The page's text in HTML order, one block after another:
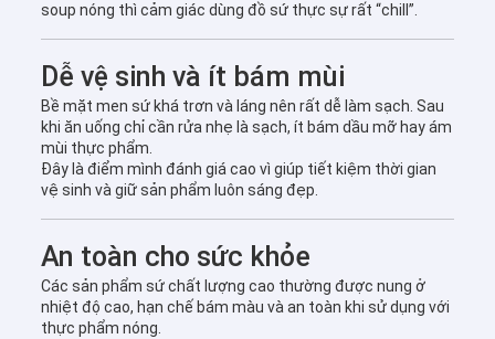
soup nóng thì cảm giác dùng đồ sứ thực sự rất “chill”.
Dễ vệ sinh và ít bám mùi
Bề mặt men sứ khá trơn và láng nên rất dễ làm sạch. Sau
khi ăn uống chỉ cần rửa nhẹ là sạch, ít bám dầu mỡ hay ám
mùi thực phẩm.
Đây là điểm mình đánh giá cao vì giúp tiết kiệm thời gian
vệ sinh và giữ sản phẩm luôn sáng đẹp.
An toàn cho sức khỏe
Các sản phẩm sứ chất lượng cao thường được nung ở
nhiệt độ cao, hạn chế bám màu và an toàn khi sử dụng với
thực phẩm nóng.